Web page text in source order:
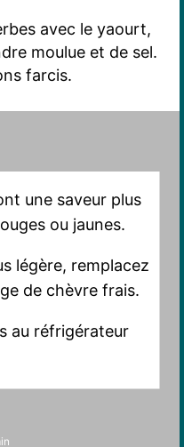
avec le yaourt,
moulue et de sel.
farcis.
une saveur plus
ou jaunes.
légère, remplacez
de chèvre frais.
au réfrigérateur